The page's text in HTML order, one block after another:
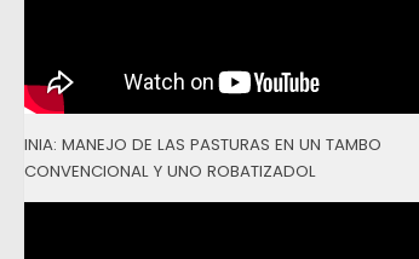
INIA: MANEJO DE LAS PASTURAS EN UN TAMBO
CONVENCIONAL Y UNO ROBATIZADOL